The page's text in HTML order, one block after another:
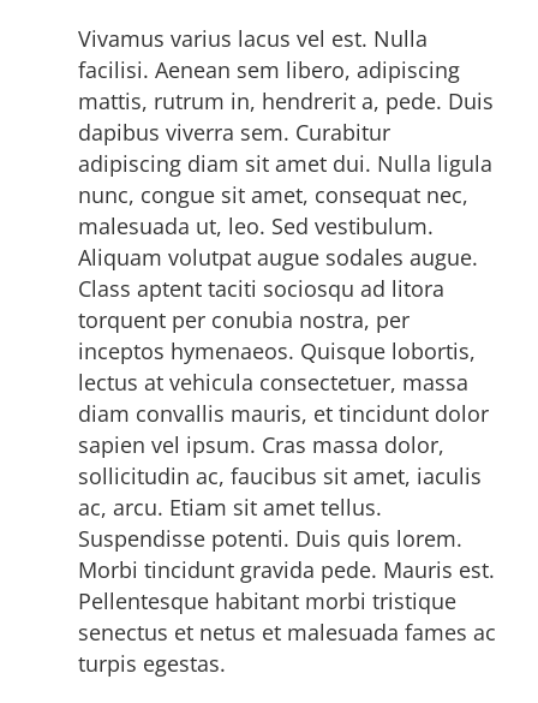
Vivamus varius lacus vel est. Nulla
facilisi. Aenean sem libero, adipiscing
mattis, rutrum in, hendrerit a, pede. Duis
dapibus viverra sem. Curabitur
adipiscing diam sit amet dui. Nulla ligula
nunc, congue sit amet, consequat nec,
malesuada ut, leo. Sed vestibulum.
Aliquam volutpat augue sodales augue.
Class aptent taciti sociosqu ad litora
torquent per conubia nostra, per
inceptos hymenaeos. Quisque lobortis,
lectus at vehicula consectetuer, massa
diam convallis mauris, et tincidunt dolor
sapien vel ipsum. Cras massa dolor,
sollicitudin ac, faucibus sit amet, iaculis
ac, arcu. Etiam sit amet tellus.
Suspendisse potenti. Duis quis lorem.
Morbi tincidunt gravida pede. Mauris est.
Pellentesque habitant morbi tristique
senectus et netus et malesuada fames ac
turpis egestas.